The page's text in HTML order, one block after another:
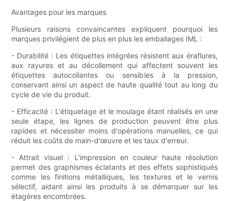
Avantages pour les marques
Plusieurs raisons convaincantes expliquent pourquoi les
marques privilégient de plus en plus les emballages IML :
- Durabilité : Les étiquettes intégrées résistent aux éraflures,
aux rayures et au décollement qui affectent souvent les
étiquettes autocollantes ou sensibles à la pression,
conservant ainsi un aspect de haute qualité tout au long du
cycle de vie du produit.
- Efficacité : L'étiquetage et le moulage étant réalisés en une
seule étape, les lignes de production peuvent être plus
rapides et nécessiter moins d'opérations manuelles, ce qui
réduit les coûts de main-d'œuvre et les taux d'erreur.
- Attrait visuel : L'impression en couleur haute résolution
permet des graphismes éclatants et des effets sophistiqués
comme les finitions métalliques, les textures et le vernis
sélectif, aidant ainsi les produits à se démarquer sur les
étagères encombrées.